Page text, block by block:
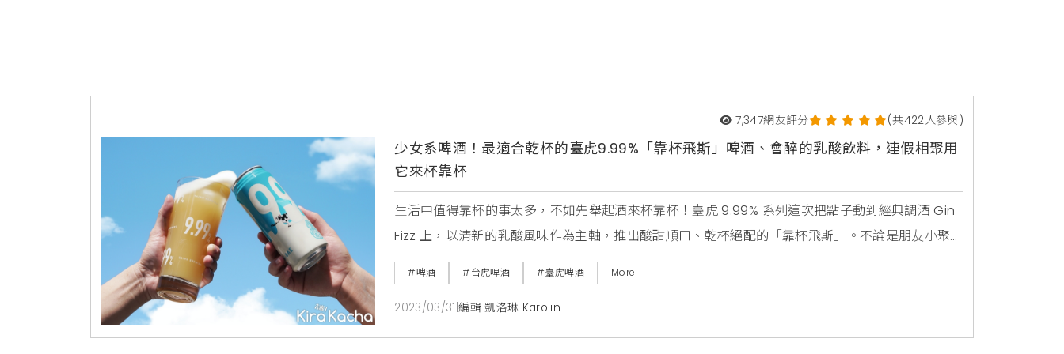
7,347網友評分 (共422人參與)
少女系啤酒！最適合乾杯的臺虎9.99%「靠杯飛斯」啤酒、會醉的乳酸飲料，連假相聚用
它來杯靠杯
生活中值得靠杯的事太多，不如先舉起酒來杯靠杯！臺虎 9.99% 系列這次把點子動到經典調酒 Gin
Fizz 上，以清新的乳酸風味作為主軸，推出酸甜順口、乾杯絕配的「靠杯飛斯」。不論是朋友小聚、
連假約喝，這都是一杯讓人忍不住想乾杯的啤酒。「靠杯飛斯」如同暢飲乳酸飲料時的清涼快感，
喝起來像優格與發酵乳一樣酸甜討喜，並以苦橙花水為酒體注入更豐富的香氣層次，使瀰漫的乳酸
香氣中多了一絲淡雅的柑橘氣息，同時
#啤酒 #台虎啤酒 #臺虎啤酒 More
2023/03/31 |編輯 凱洛琳 Karolin